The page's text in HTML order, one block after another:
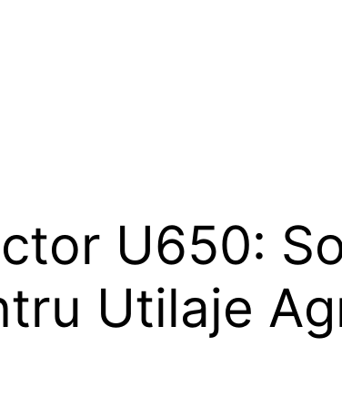
U650:
Utilaje